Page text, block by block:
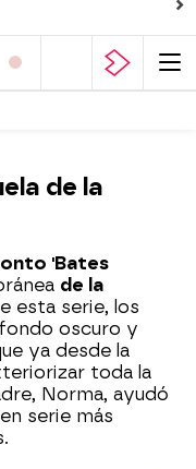
de la
'Bates
de la
esta serie, los
oscuro y
ya desde la
toda la
Norma, ayudó
serie más